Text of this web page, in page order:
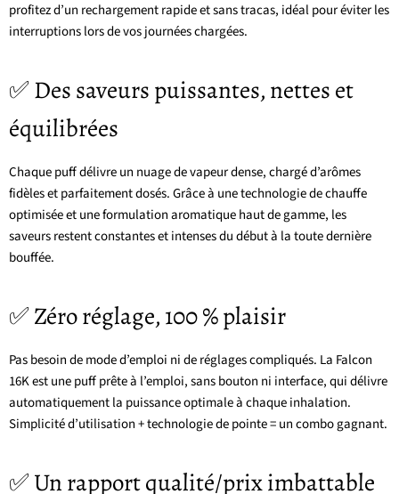
profitez d’un rechargement rapide et sans tracas, idéal pour éviter les
interruptions lors de vos journées chargées.
✅ Des saveurs puissantes, nettes et
équilibrées
Chaque puff délivre un nuage de vapeur dense, chargé d’arômes
fidèles et parfaitement dosés. Grâce à une technologie de chauffe
optimisée et une formulation aromatique haut de gamme, les
saveurs restent constantes et intenses du début à la toute dernière
bouffée.
✅ Zéro réglage, 100 % plaisir
Pas besoin de mode d’emploi ni de réglages compliqués. La Falcon
16K est une puff prête à l’emploi, sans bouton ni interface, qui délivre
automatiquement la puissance optimale à chaque inhalation.
Simplicité d’utilisation + technologie de pointe = un combo gagnant.
✅ Un rapport qualité/prix imbattable